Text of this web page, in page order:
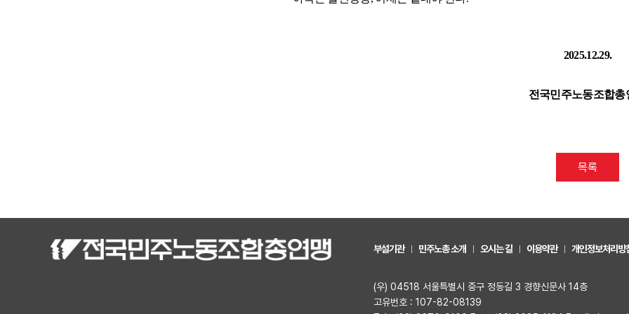
2025.12.29.
전국민주노동조합총
목록
부설기관 민주노총 소개 오시는 길 이용약관 개인정보처리방
(우) 04518 서울특별시 중구 정동길 3 경향신문사 14층
고유번호 : 107-82-08139